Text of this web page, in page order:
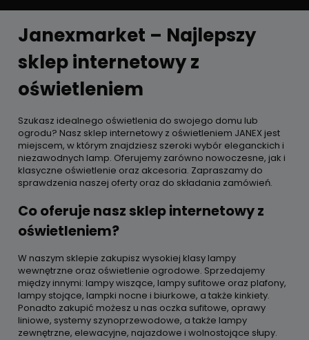
Janexmarket – Najlepszy
sklep internetowy z
oświetleniem
Szukasz idealnego oświetlenia do swojego domu lub
ogrodu? Nasz sklep internetowy z oświetleniem JANEX jest
miejscem, w którym znajdziesz szeroki wybór eleganckich i
niezawodnych lamp. Oferujemy zarówno nowoczesne, jak i
klasyczne oświetlenie oraz akcesoria. Zapraszamy do
sprawdzenia naszej oferty oraz do składania zamówień.
Co oferuje nasz sklep internetowy z
oświetleniem?
W naszym sklepie zakupisz wysokiej klasy lampy
wewnętrzne oraz oświetlenie ogrodowe. Sprzedajemy
między innymi: lampy wiszące, lampy sufitowe oraz plafony,
lampy stojące, lampki nocne i biurkowe, a także kinkiety.
Ponadto zakupić możesz u nas oczka sufitowe, oprawy
liniowe, systemy szynoprzewodowe, a także lampy
zewnętrzne, elewacyjne, najazdowe i wolnostojące słupy.